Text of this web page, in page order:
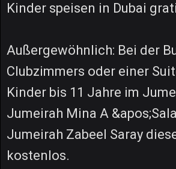
Kinder speisen in Dubai
Außergewöhnlich: Bei der
Clubzimmers oder einer
Kinder bis 11 Jahre im
Jumeirah Mina A
Jumeirah Zabeel Saray
kostenlos.